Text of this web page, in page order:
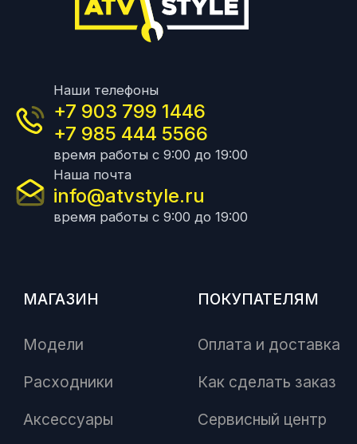
Наши телефоны
+7 903 799 1446
+7 985 444 5566
время работы с 9:00 до 19:00
Наша почта
info@atvstyle.ru
время работы с 9:00 до 19:00
МАГАЗИН
Модели
Расходники
Аксессуары
ПОКУПАТЕЛЯМ
Оплата и доставка
Как сделать заказ
Сервисный центр